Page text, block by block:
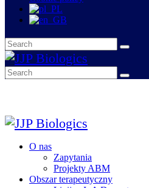
O nas
Zapytania
Projekty ABM
Obszar terapeutyczny